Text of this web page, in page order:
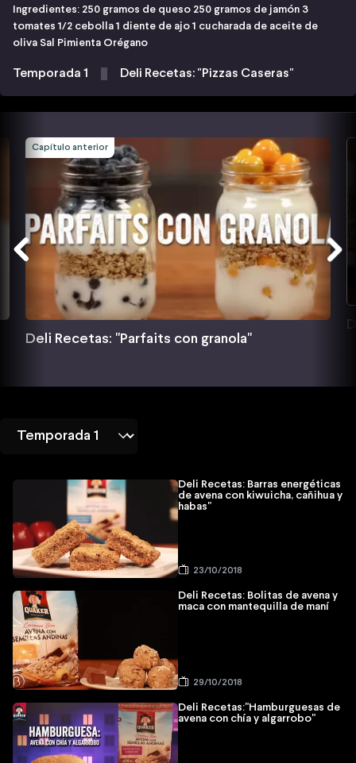
Ingredientes: 250 gramos de queso 250 gramos de jamón 3
tomates 1/2 cebolla 1 diente de ajo 1 cucharada de aceite de
oliva Sal Pimienta Orégano
Temporada 1 Deli Recetas: "Pizzas Caseras"
Capítulo anterior
Deli Recetas: "Parfaits con granola"
Deli Recetas: Barras energéticas
de avena con kiwuicha, cañihua y
habas"
23/10/2018
Deli Recetas: Bolitas de avena y
maca con mantequilla de maní
29/10/2018
Deli Recetas:"Hamburguesas de
avena con chía y algarrobo"